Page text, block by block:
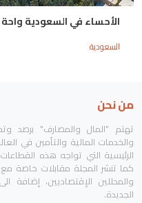
الأحساء في السعودية واحة
السعودية
من نحن
تهتم "المال والمصارف" برصد
والخدمات المالية والتأمين في
الرئيسية التي تواجه هذه
كما تنشر المجلة مقابلات خاصة مع
والمحللين الإقتصاديين، إضافة
الجديدة.